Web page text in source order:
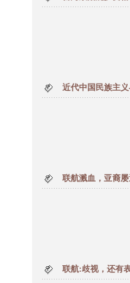
近代中国民族主
联航溅血，亚裔
联航:歧视，还有